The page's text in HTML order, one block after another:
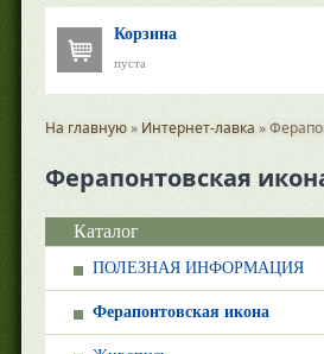
Корзина
пуста
На главную» Интернет-лавка »
Ферапонтовская
Каталог
ПОЛЕЗНАЯ ИНФОРМАЦИЯ
Ферапонтовская икона